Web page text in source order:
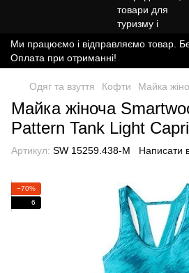
Ми працюємо і відправляємо товар.
Оплата при отриманні!
Одяг та взуття Кофти Майка
Майка жіноча
Pattern Tank Light
Артикул: SW 15259.438-M Написати
−70%
6